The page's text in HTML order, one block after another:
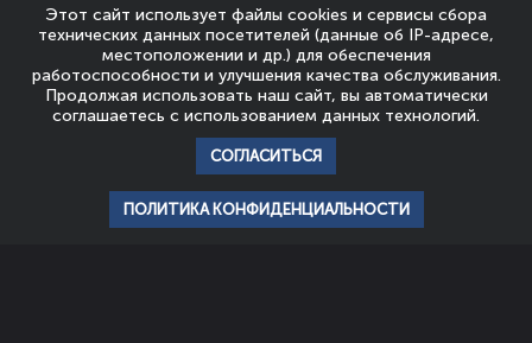
Персональные данные
Политика Cookies
Пользовательское соглашение
Политика конфиденциальности
© Nevrozy-Megapolisa, 2023
Все права защищены
профиль популярное история
Этот сайт использует файлы cookies и сервисы сбора
технических данных посетителей (данные об IP-адресе,
местоположении и др.) для обеспечения
работоспособности и улучшения качества обслуживания.
Продолжая использовать наш сайт, вы автоматически
соглашаетесь с использованием данных технологий.
СОГЛАСИТЬСЯ
ПОЛИТИКА КОНФИДЕНЦИАЛЬНОСТИ